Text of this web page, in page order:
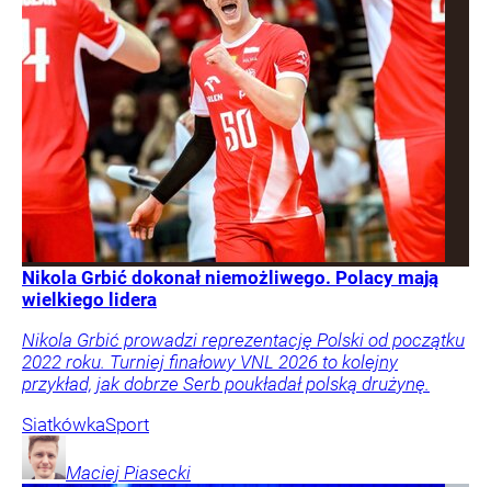
Nikola Grbić dokonał niemożliwego. Polacy mają
wielkiego lidera
Nikola Grbić prowadzi reprezentację Polski od początku
2022 roku. Turniej finałowy VNL 2026 to kolejny
przykład, jak dobrze Serb poukładał polską drużynę.
SiatkówkaSport
Maciej Piasecki